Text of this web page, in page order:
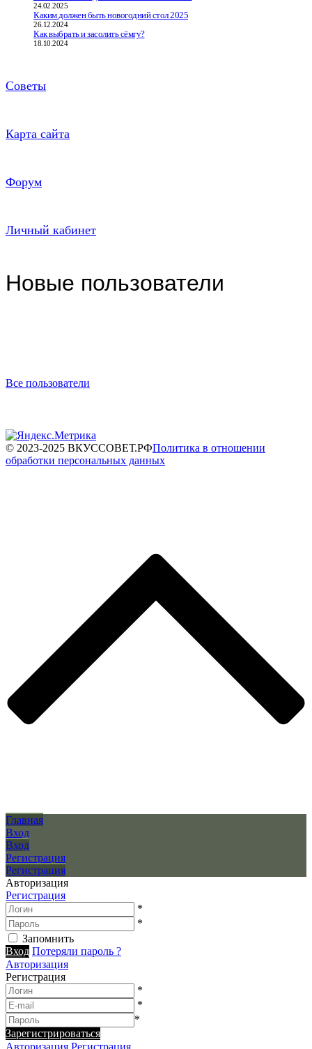
24.02.2025
Каким должен быть новогодний стол 2025
26.12.2024
Как выбрать и засолить сёмгу?
18.10.2024
Советы
Карта сайта
Форум
Личный кабинет
Новые пользователи
Все пользователи
© 2023-2025 ВКУССОВЕТ.РФПолитика в отношении
обработки персональных данных
Главная
Вход
Вход
Регистрация
Регистрация
Авторизация
Регистрация
*
*
Запомнить
Вход Потеряли пароль ?
Авторизация
Регистрация
*
*
*
Зарегистрироваться